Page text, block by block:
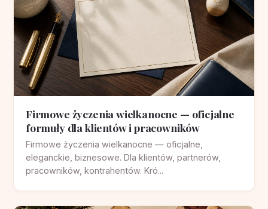
Firmowe życzenia wielkanocne — oficjalne
formuły dla klientów i pracowników
Firmowe życzenia wielkanocne — oficjalne,
eleganckie, biznesowe. Dla klientów, partnerów,
pracowników, kontrahentów. Kró...